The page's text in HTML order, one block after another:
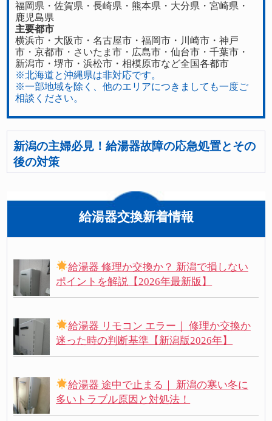
福岡県 ・佐賀県 ・長崎県・ 熊本県 ・ 大分県 ・宮崎県 ・
鹿児島県
主要都市
横浜市・大阪市・名古屋市・福岡市・川崎市・神戸
市・京都市・さいたま市・広島市・仙台市・千葉市・
新潟市・堺市・浜松市・相模原市など全国各都市
※北海道と沖縄県は非対応です。
※一部地域を除く、他のエリアにつきましても一度ご
相談ください。
新潟の主婦必見！給湯器故障の応急処置とその
後の対策
給湯器交換新着情報
給湯器 修理か交換か？ 新潟で損しない
ポイントを解説【2026年最新版】
給湯器 リモコン エラー｜ 修理か交換か
迷った時の判断基準【新潟版2026年】
給湯器 途中で止まる｜ 新潟の寒い冬に
多いトラブル原因と対処法！